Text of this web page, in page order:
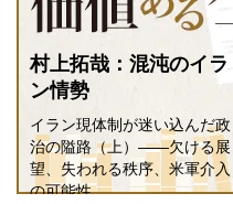
2026年5月15日
村上拓哉：混沌のイラ
ン情勢
イラン現体制が迷い込んだ政
治の隘路（上）――欠ける展
望、失われる秩序、米軍介入
の可能性